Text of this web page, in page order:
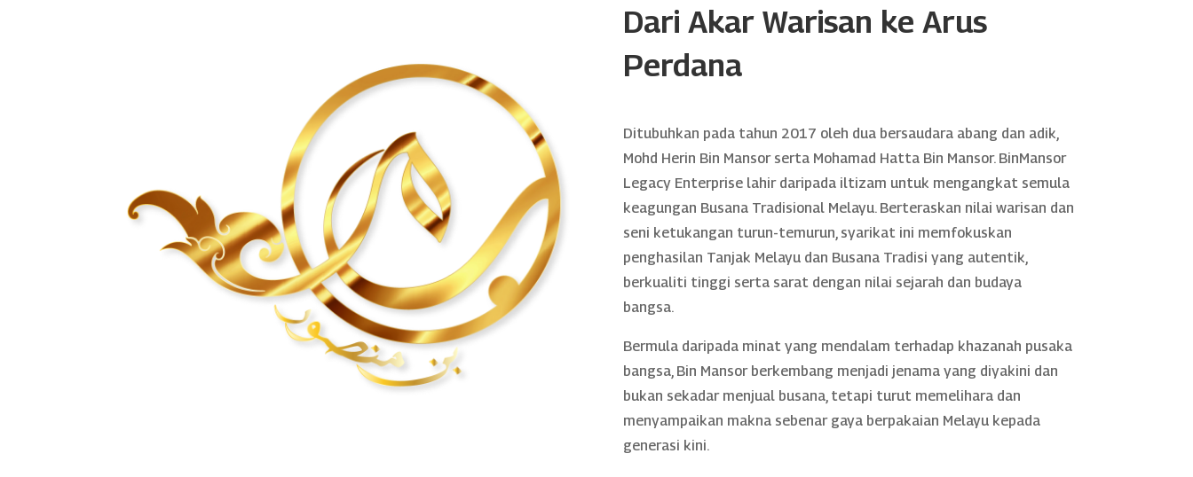
Dari Akar Warisan ke Arus
Perdana
Ditubuhkan pada tahun 2017 oleh dua bersaudara abang dan adik,
Mohd Herin Bin Mansor serta Mohamad Hatta Bin Mansor. BinMansor
Legacy Enterprise lahir daripada iltizam untuk mengangkat semula
keagungan Busana Tradisional Melayu. Berteraskan nilai warisan dan
seni ketukangan turun-temurun, syarikat ini memfokuskan
penghasilan Tanjak Melayu dan Busana Tradisi yang autentik,
berkualiti tinggi serta sarat dengan nilai sejarah dan budaya
bangsa.
Bermula daripada minat yang mendalam terhadap khazanah pusaka
bangsa, Bin Mansor berkembang menjadi jenama yang diyakini dan
bukan sekadar menjual busana, tetapi turut memelihara dan
menyampaikan makna sebenar gaya berpakaian Melayu kepada
generasi kini.